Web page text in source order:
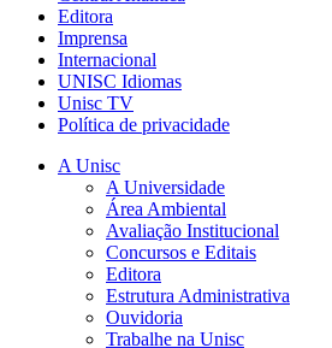
Editora
Imprensa
Internacional
UNISC Idiomas
Unisc TV
Política de privacidade
A Unisc
A Universidade
Área Ambiental
Avaliação Institucional
Concursos e Editais
Editora
Estrutura Administrativa
Ouvidoria
Trabalhe na Unisc